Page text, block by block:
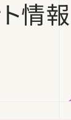
情報